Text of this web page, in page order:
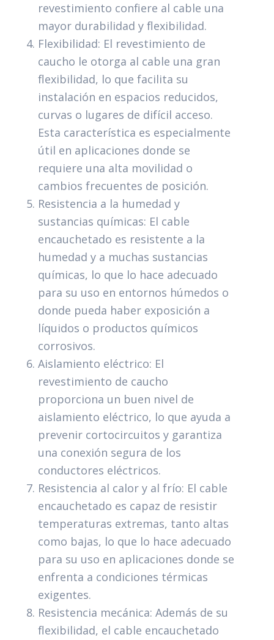
revestimiento confiere al cable una
mayor durabilidad y flexibilidad.
Flexibilidad: El revestimiento de
caucho le otorga al cable una gran
flexibilidad, lo que facilita su
instalación en espacios reducidos,
curvas o lugares de difícil acceso.
Esta característica es especialmente
útil en aplicaciones donde se
requiere una alta movilidad o
cambios frecuentes de posición.
Resistencia a la humedad y
sustancias químicas: El cable
encauchetado es resistente a la
humedad y a muchas sustancias
químicas, lo que lo hace adecuado
para su uso en entornos húmedos o
donde pueda haber exposición a
líquidos o productos químicos
corrosivos.
Aislamiento eléctrico: El
revestimiento de caucho
proporciona un buen nivel de
aislamiento eléctrico, lo que ayuda a
prevenir cortocircuitos y garantiza
una conexión segura de los
conductores eléctricos.
Resistencia al calor y al frío: El cable
encauchetado es capaz de resistir
temperaturas extremas, tanto altas
como bajas, lo que lo hace adecuado
para su uso en aplicaciones donde se
enfrenta a condiciones térmicas
exigentes.
Resistencia mecánica: Además de su
flexibilidad, el cable encauchetado